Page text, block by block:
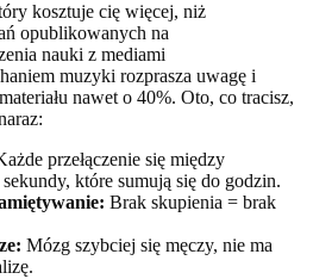
kosztuje cię więcej, niż
opublikowanych na
nauki z mediami
muzyki rozprasza uwagę i
nawet o 40%. Oto, co tracisz,
przełączenie się między
które sumują się do godzin.
Brak skupienia = brak
Mózg szybciej się męczy, nie ma